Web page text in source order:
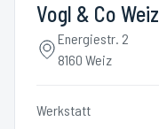
Vogl & Co Weiz
Energiestr. 2
8160 Weiz
Werkstatt